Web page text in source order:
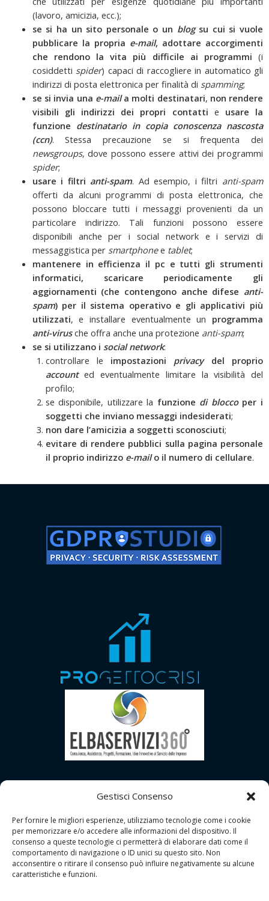
Gestisci Consenso
Per fornire le migliori esperienze, utilizziamo tecnologie come i cookie
per memorizzare e/o accedere alle informazioni del dispositivo. Il
consenso a queste tecnologie ci permetterà di elaborare dati come il
comportamento di navigazione o ID unici su questo sito. Non
acconsentire o ritirare il consenso può influire negativamente su alcune
caratteristiche e funzioni.
(lavoro, amicizia, ecc.);
se si ha un sito personale o un blogsu cui si vuole
pubblicare la propria e-mail, adottare accorgimenti
che rendono la vita più difficile ai programmi (i
cosiddetti spider) capaci di raccogliere in automatico gli
indirizzi di posta elettronica per finalità di spamming;
se si invia una e-maila molti destinatari, non rendere
visibili gli indirizzi dei propri contatti e usare la
funzione destinatario in copia conoscenza nascosta
(ccn). Stessa precauzione se si frequenta dei
newsgroups, dove possono essere attivi dei programmi
spider;
usare i filtri anti-spam. Ad esempio, i filtri anti-spam
offerti da alcuni programmi di posta elettronica, che
possono bloccare tutti i messaggi provenienti da un
particolare indirizzo. Tali funzioni possono essere
disponibili anche per i social network e i servizi di
messaggistica per smartphonee tablet;
mantenere in efficienza il pc e tutti gli strumenti
informatici, scaricare periodicamente gli
aggiornamenti (che contengono anche difese anti-
spam) per il sistema operativo e gli applicativi più
utilizzati, e installare eventualmente un programma
anti-virus che offra anche una protezione anti-spam;
se si utilizzano i social network:
controllare le impostazioni privacydel proprio
accounted eventualmente limitare la visibilità del
profilo;
se disponibile, utilizzare la funzione di bloccoper i
soggetti che inviano messaggi indesiderati;
non dare l’amicizia a soggetti sconosciuti;
evitare di rendere pubblici sulla pagina personale
il proprio indirizzo e-mailo il numero di cellulare.